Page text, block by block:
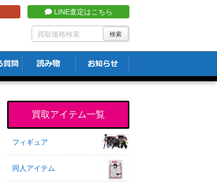
LINE査定はこちら
買取アイテム一覧
フィギュア
同人アイテム